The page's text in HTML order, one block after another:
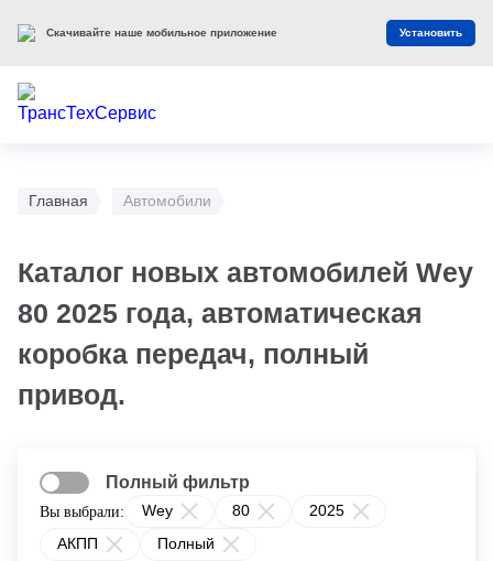
Главная Автомобили
Каталог новых автомобилей Wey
80 2025 года, автоматическая
коробка передач, полный
привод.
Вы выбрали: Wey 80
2025
АКПП
Полный
Полный фильтр
Скачивайте наше мобильное приложение Установить